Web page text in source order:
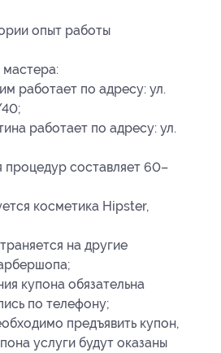
опыт работы
работает по адресу: ул.
работает по адресу: ул.
составляет 60–
косметика Hipster,
на другие
купона обязательна
по телефону;
предъявить купон,
услуги будут оказаны